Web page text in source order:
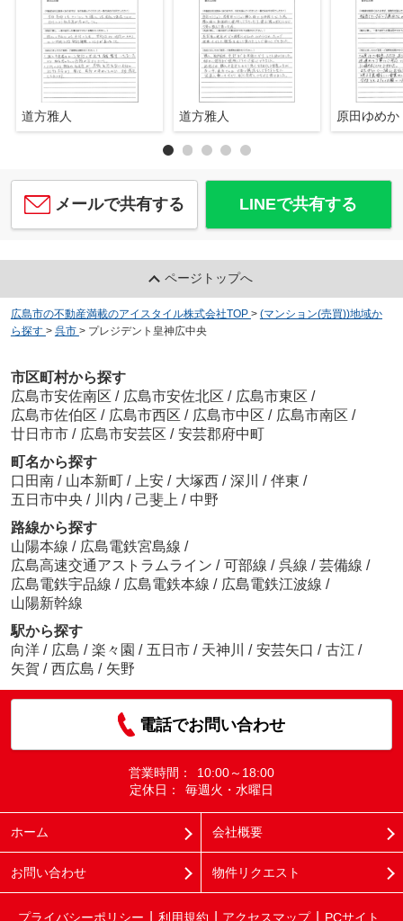
道方雅人 道方雅人 原田ゆめか
メールで共有する LINEで共有する
ページトップへ
広島市の不動産満載のアイスタイル株式会社TOP > (マンション(売買))地域か
ら探す > 呉市 > プレジデント皇神広中央
市区町村から探す
広島市安佐南区 / 広島市安佐北区 / 広島市東区 /
広島市佐伯区 / 広島市西区 / 広島市中区 / 広島市南区 /
廿日市市 / 広島市安芸区 / 安芸郡府中町
町名から探す
口田南 / 山本新町 / 上安 / 大塚西 / 深川 / 伴東 /
五日市中央 / 川内 / 己斐上 / 中野
路線から探す
山陽本線 / 広島電鉄宮島線 /
広島高速交通アストラムライン / 可部線 / 呉線 / 芸備線 /
広島電鉄宇品線 / 広島電鉄本線 / 広島電鉄江波線 /
山陽新幹線
駅から探す
向洋 / 広島 / 楽々園 / 五日市 / 天神川 / 安芸矢口 / 古江 /
矢賀 / 西広島 / 矢野
電話でお問い合わせ
営業時間：
10:00～18:00
定休日：
毎週火・水曜日
ホーム 会社概要
お問い合わせ 物件リクエスト
プライバシーポリシー 利用規約 アクセスマップ PCサイト